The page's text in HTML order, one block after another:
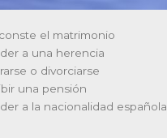
el matrimonio
a una herencia
o divorciarse
una pensión
a la nacionalidad española